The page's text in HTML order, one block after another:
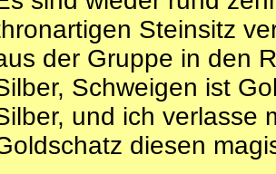
Steinsitz
der Gruppe in den
Schweigen ist
und ich verlasse
diesen